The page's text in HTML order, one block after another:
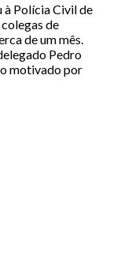
à Polícia Civil de
de
de um mês.
Pedro
motivado por